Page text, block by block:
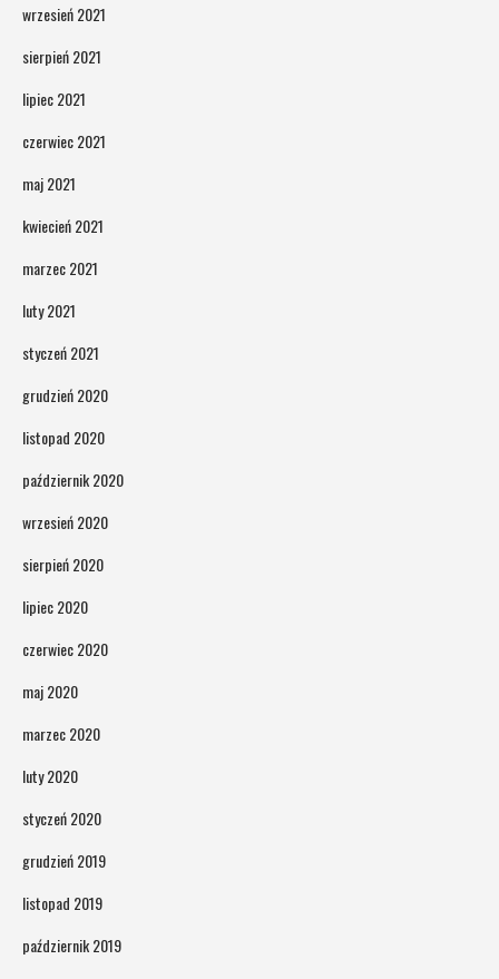
wrzesień 2021
sierpień 2021
lipiec 2021
czerwiec 2021
maj 2021
kwiecień 2021
marzec 2021
luty 2021
styczeń 2021
grudzień 2020
listopad 2020
październik 2020
wrzesień 2020
sierpień 2020
lipiec 2020
czerwiec 2020
maj 2020
marzec 2020
luty 2020
styczeń 2020
grudzień 2019
listopad 2019
październik 2019